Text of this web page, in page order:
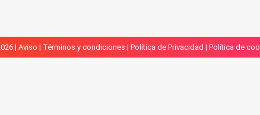
| Aviso | Términos y condiciones | Política de Privacidad | Política de